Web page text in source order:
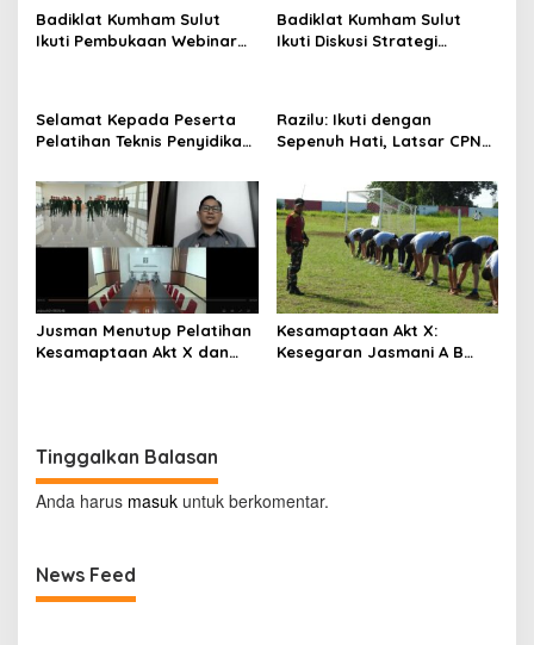
s
i
o
s
Badiklat Kumham Sulut
Ikuti Pembukaan Webinar
Badiklat Kumham Sulut
Ikuti Diskusi Strategi
Selamat Kepada Peserta
Pelatihan Teknis Penyidikan
Akt III Badiklat Kumham
Sulut
Razilu: Ikuti dengan
Sepenuh Hati, Latsar CPNS
Jusman Menutup Pelatihan
Kesamaptaan Akt X dan
Kesamaptaan Akt X:
Kesegaran Jasmani A B
Tinggalkan Balasan
Anda harus masuk untuk berkomentar.
News Feed